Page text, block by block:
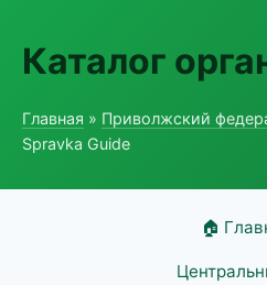
Каталог
Главная » Приволжский
Spravka Guide
🏠